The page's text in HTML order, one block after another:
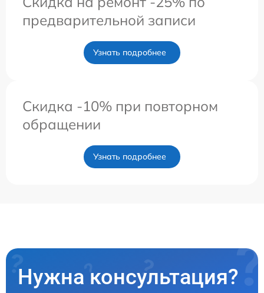
предварительной записи
Узнать подробнее
Скидка -10% при повторном
обращении
Узнать подробнее
Нужна консультация?